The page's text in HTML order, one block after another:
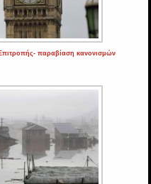
παραβίαση κανονισμών